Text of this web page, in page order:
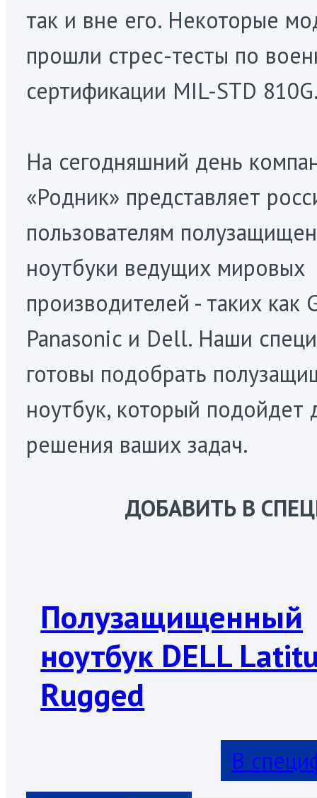
так и вне его. Некоторые
прошли стрес-тесты по
сертификации MIL-STD
На сегодняшний день
«Родник» представляет
пользователям
ноутбуки ведущих мировых
производителей - таких как
Panasonic и Dell. Наши
готовы подобрать
ноутбук, который подойдет
решения ваших задач.
Полузащищенный
ноутбук DELL
Rugged
В
ДОБАВИТЬ В